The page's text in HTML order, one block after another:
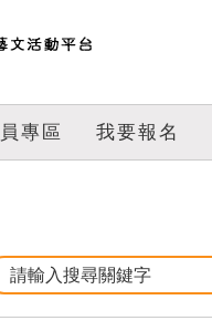
專區 我要報名